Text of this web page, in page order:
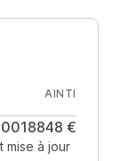
AINTI
€
mise à jour